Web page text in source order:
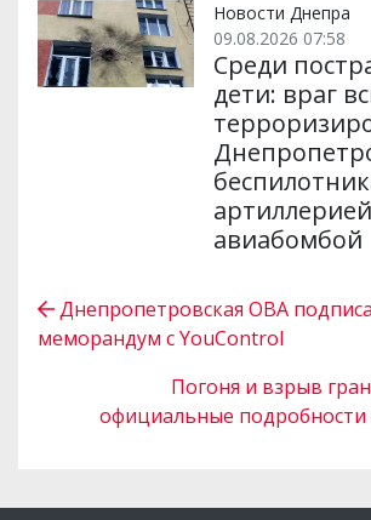
Новости Днепра
09.08.2026 07:58
Среди
дети: враг
авиабомбой
Днепропетровская ОВА
меморандум с YouControl
Погоня и взрыв
официальные